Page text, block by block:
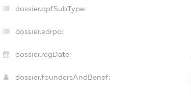
dossier.opfSubType:
dossier.edrpo:
dossier.regDate:
dossier.foundersAndBenef: